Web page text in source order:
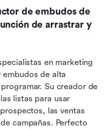
de embudos de
de arrastrar y
en marketing
de alta
Su creador de
listas para usar
las ventas
campañas. Perfecto